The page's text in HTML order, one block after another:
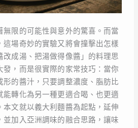
無限的可能性與意外的驚喜。而當
這場奇妙的實驗又將會撞擊出怎樣
改成湯、把湯做得像醬」的料理思
發，而是很實際的家常技巧：當你
形的醬汁，只要調整濃度、脂肪比
能轉化為另一種更適合喝、也更適
本文就以義大利麵醬為起點，延伸
並加入亞洲調味的融合思路，讓味